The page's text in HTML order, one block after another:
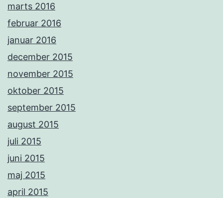
marts 2016
februar 2016
januar 2016
december 2015
november 2015
oktober 2015
september 2015
august 2015
juli 2015
juni 2015
maj 2015
april 2015